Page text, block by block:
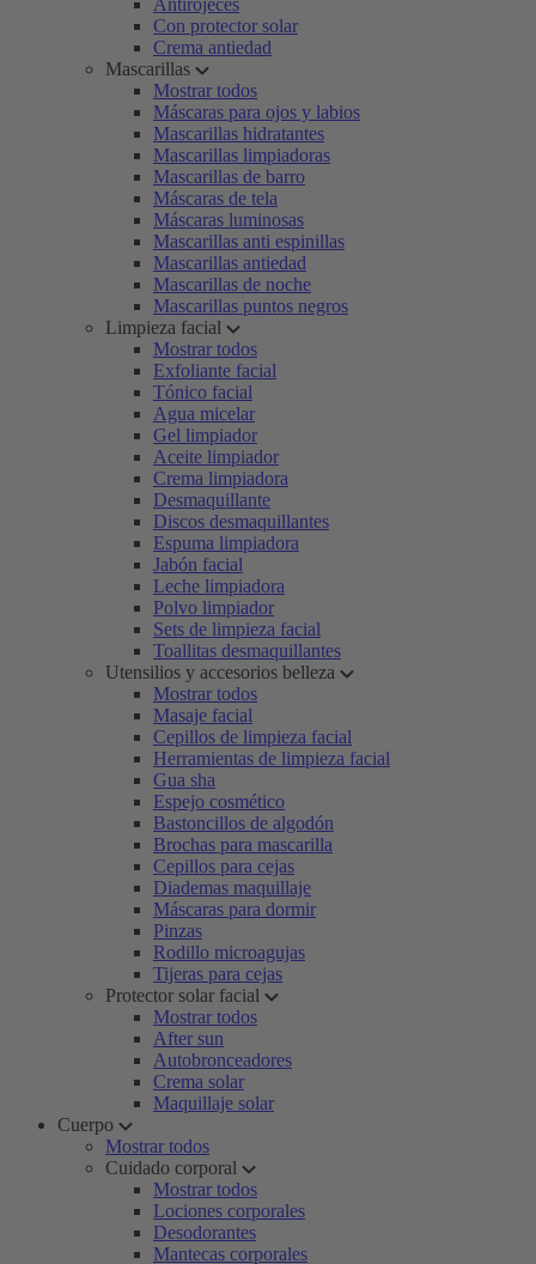
Antirojeces
Con protector solar
Crema antiedad
Mascarillas
Mostrar todos
Máscaras para ojos y labios
Mascarillas hidratantes
Mascarillas limpiadoras
Mascarillas de barro
Máscaras de tela
Máscaras luminosas
Mascarillas anti espinillas
Mascarillas antiedad
Mascarillas de noche
Mascarillas puntos negros
Limpieza facial
Mostrar todos
Exfoliante facial
Tónico facial
Agua micelar
Gel limpiador
Aceite limpiador
Crema limpiadora
Desmaquillante
Discos desmaquillantes
Espuma limpiadora
Jabón facial
Leche limpiadora
Polvo limpiador
Sets de limpieza facial
Toallitas desmaquillantes
Utensilios y accesorios belleza
Mostrar todos
Masaje facial
Cepillos de limpieza facial
Herramientas de limpieza facial
Gua sha
Espejo cosmético
Bastoncillos de algodón
Brochas para mascarilla
Cepillos para cejas
Diademas maquillaje
Máscaras para dormir
Pinzas
Rodillo microagujas
Tijeras para cejas
Protector solar facial
Mostrar todos
After sun
Autobronceadores
Crema solar
Maquillaje solar
Cuerpo
Mostrar todos
Cuidado corporal
Mostrar todos
Lociones corporales
Desodorantes
Mantecas corporales